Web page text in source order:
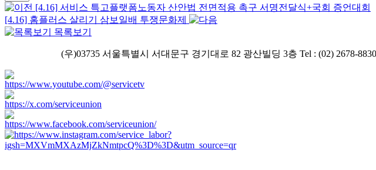
[4.16] 서비스 특고플랫폼노동자 산안법 전면적용 촉구 서명전달식+국회 증언대회
[4.16] 홈플러스 살리기 삼보일배 투쟁문화제
목록보기
ㅤ ㅤ ㅤㅤ(우)03735 서울특별시 서대문구 경기대로 82 광산빌딩 3층 Tel : (02) 2678-8830